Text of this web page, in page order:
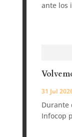
ante los
31 Jul
Durante
Infocop